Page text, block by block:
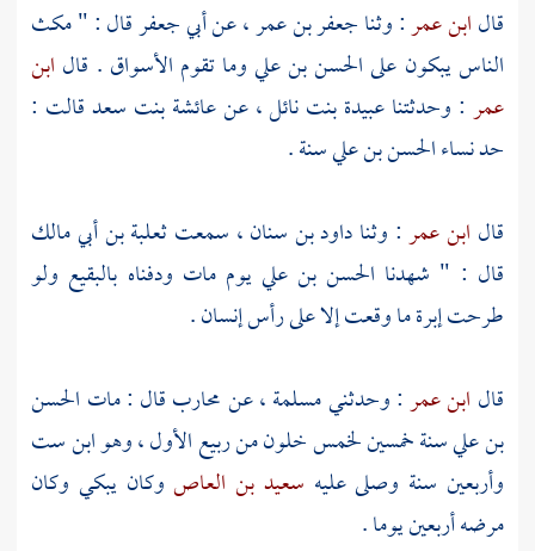
قالابن عمر: وثناجعفر بن عمر، عنأبي جعفرقال : " مكث
الناس يبكون علىالحسن بن عليوما تقوم الأسواق . قال ابن
عمر : وحدثتناعبيدة بنت نائل، عنعائشة بنت سعدقالت :
حد نساءالحسن بن عليسنة .
قال ابن عمر: وثناداود بن سنان، سمعتثعلبة بن أبي مالك
قال : " شهدنا الحسن بن علييوم مات ودفناه بالبقيع ولو
طرحت إبرة ما وقعت إلا على رأس إنسان .
قال ابن عمر: وحدثنيمسلمة، عنمحاربقال : مات الحسن
بن عليسنة خمسين لخمس خلون من ربيع الأول ، وهو ابن ست
وأربعين سنة وصلى عليه سعيد بن العاص وكان يبكي وكان
مرضه أربعين يوما .